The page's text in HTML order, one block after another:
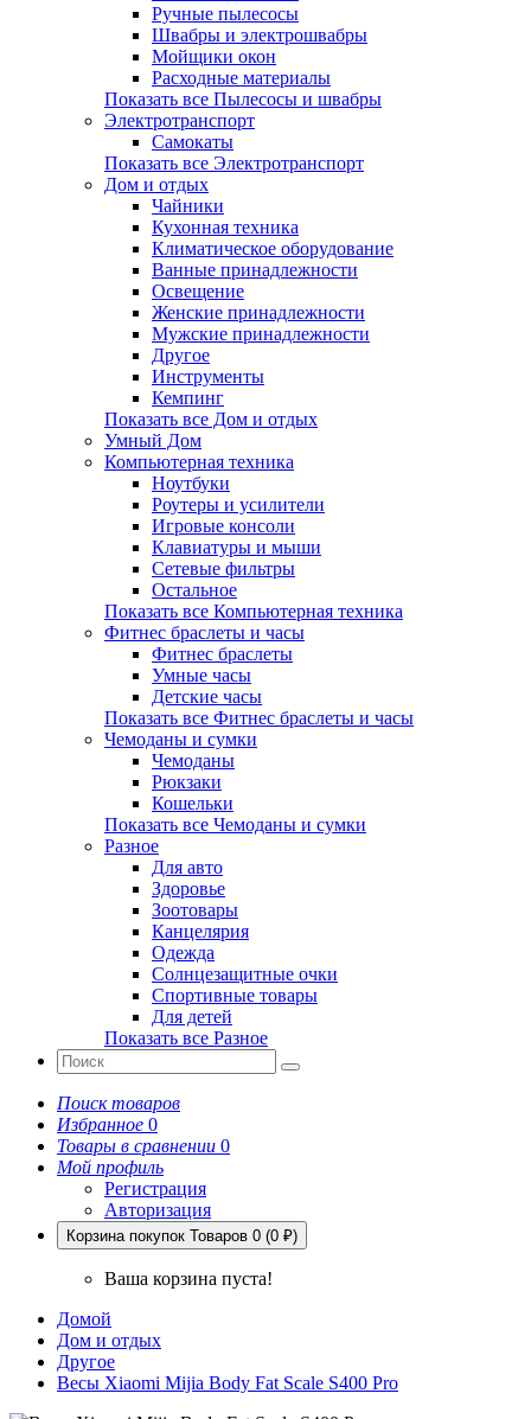
Ручные пылесосы
Швабры и электрошвабры
Мойщики окон
Расходные материалы
Показать все Пылесосы и швабры
Электротранспорт
Самокаты
Показать все Электротранспорт
Дом и отдых
Чайники
Кухонная техника
Климатическое оборудование
Ванные принадлежности
Освещение
Женские принадлежности
Мужские принадлежности
Другое
Инструменты
Кемпинг
Показать все Дом и отдых
Умный Дом
Компьютерная техника
Ноутбуки
Роутеры и усилители
Игровые консоли
Клавиатуры и мыши
Сетевые фильтры
Остальное
Показать все Компьютерная техника
Фитнес браслеты и часы
Фитнес браслеты
Умные часы
Детские часы
Показать все Фитнес браслеты и часы
Чемоданы и сумки
Чемоданы
Рюкзаки
Кошельки
Показать все Чемоданы и сумки
Разное
Для авто
Здоровье
Зоотовары
Канцелярия
Одежда
Солнцезащитные очки
Спортивные товары
Для детей
Показать все Разное
Поиск товаров
Избранное 0
Товары в сравнении 0
Мой профиль
Регистрация
Авторизация
Корзина покупок Товаров 0 (0 ₽)
Ваша корзина пуста!
Домой
Дом и отдых
Другое
Весы Xiaomi Mijia Body Fat Scale S400 Pro